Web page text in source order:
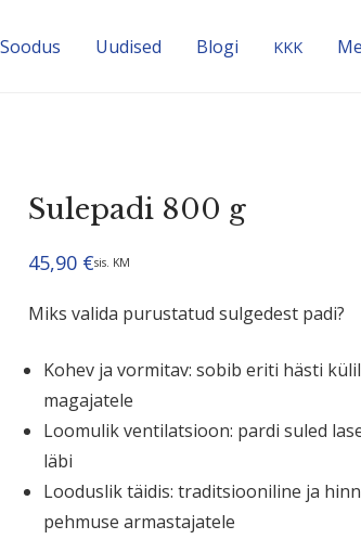
Soodus Uudised Blogi KKK
Sulepadi 800 g
45,90 €sis. KM
Miks valida purustatud sulgedest padi?
Kohev ja vormitav: sobib eriti hästi
magajatele
Loomulik ventilatsioon: pardi suled
läbi
Looduslik täidis: traditsiooniline ja
pehmuse armastajatele